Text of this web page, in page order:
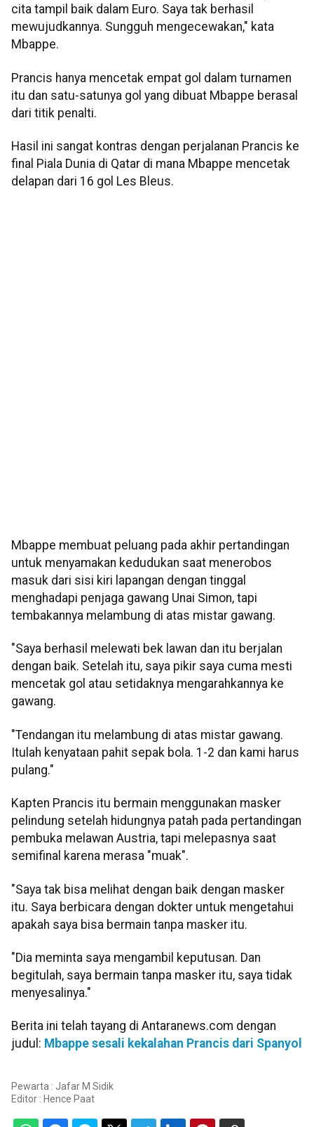
cita tampil baik dalam Euro. Saya tak berhasil
mewujudkannya. Sungguh mengecewakan," kata
Mbappe.
Prancis hanya mencetak empat gol dalam turnamen
itu dan satu-satunya gol yang dibuat Mbappe berasal
dari titik penalti.
Hasil ini sangat kontras dengan perjalanan Prancis ke
final Piala Dunia di Qatar di mana Mbappe mencetak
delapan dari 16 gol Les Bleus.
Mbappe membuat peluang pada akhir pertandingan
untuk menyamakan kedudukan saat menerobos
masuk dari sisi kiri lapangan dengan tinggal
menghadapi penjaga gawang Unai Simon, tapi
tembakannya melambung di atas mistar gawang.
"Saya berhasil melewati bek lawan dan itu berjalan
dengan baik. Setelah itu, saya pikir saya cuma mesti
mencetak gol atau setidaknya mengarahkannya ke
gawang.
"Tendangan itu melambung di atas mistar gawang.
Itulah kenyataan pahit sepak bola. 1-2 dan kami harus
pulang."
Kapten Prancis itu bermain menggunakan masker
pelindung setelah hidungnya patah pada pertandingan
pembuka melawan Austria, tapi melepasnya saat
semifinal karena merasa "muak".
"Saya tak bisa melihat dengan baik dengan masker
itu. Saya berbicara dengan dokter untuk mengetahui
apakah saya bisa bermain tanpa masker itu.
"Dia meminta saya mengambil keputusan. Dan
begitulah, saya bermain tanpa masker itu, saya tidak
menyesalinya."
Berita ini telah tayang di Antaranews.com dengan
judul: Mbappe sesali kekalahan Prancis dari Spanyol
Pewarta : Jafar M Sidik
Editor : Hence Paat